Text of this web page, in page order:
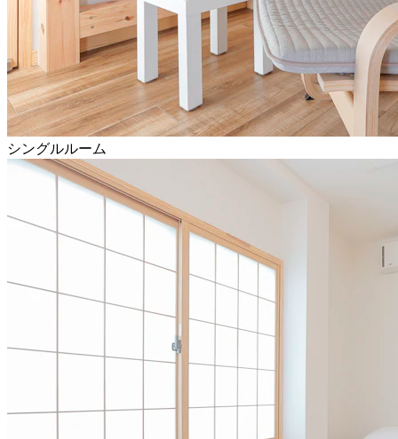
シングルルーム